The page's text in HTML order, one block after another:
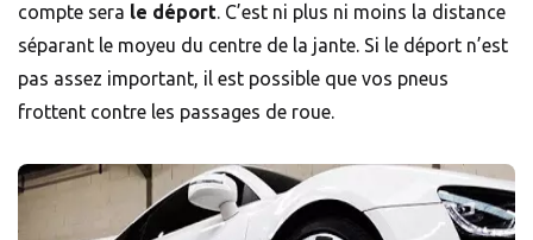
compte sera le déport . C’est ni plus ni moins la distance
séparant le moyeu du centre de la jante. Si le déport n’est
pas assez important, il est possible que vos pneus
frottent contre les passages de roue.